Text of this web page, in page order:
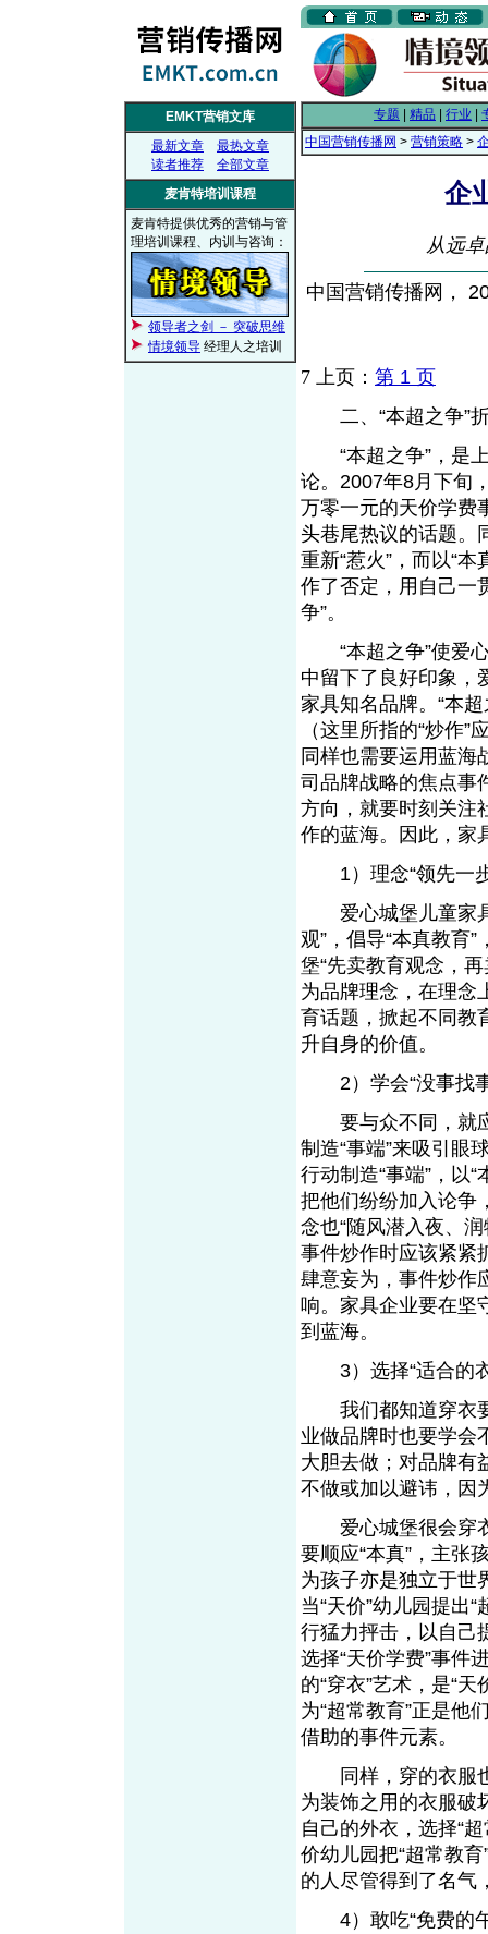
EMKT营销文库
最新文章
最热文章
读者推荐
全部文章
麦肯特培训课程
麦肯特提供优秀的营销与管
理培训课程、内训与咨询：
领导者之剑 － 突破思维
情境领导 经理人之培训
专题 精品 行业
中国营销传播网 > 营销策略 >
企
从远
中国营销传播网，
7 上页： 第 1 页
二、“本超之争”折
“本超之争”，是上
论。2007年8月下旬
万零一元的天价学费
头巷尾热议的话题。
重新“惹火”，而以“
作了否定，用自己一
争”。
“本超之争”使爱心
中留下了良好印象，
家具知名品牌。“本
（这里所指的“炒作
同样也需要运用蓝海
司品牌战略的焦点事
方向，就要时刻关注
作的蓝海。因此，家
1）理念“领先一
爱心城堡儿童家具
观”，倡导“本真教育
堡“先卖教育观念，
为品牌理念，在理念
育话题，掀起不同教
升自身的价值。
2）学会“没事找
要与众不同，就应
制造“事端”来吸引眼
行动制造“事端”，以
把他们纷纷加入论争
念也“随风潜入夜、
事件炒作时应该紧紧
肆意妄为，事件炒作
响。家具企业要在坚
到蓝海。
3）选择“适合的
我们都知道穿衣要
业做品牌时也要学会
大胆去做；对品牌有
不做或加以避讳，因
爱心城堡很会穿衣
要顺应“本真”，主张
为孩子亦是独立于世
当“天价”幼儿园提出
行猛力抨击，以自己
选择“天价学费”事件
的“穿衣”艺术，是“
为“超常教育”正是他
借助的事件元素。
同样，穿的衣服也
为装饰之用的衣服破
自己的外衣，选择“
价幼儿园把“超常教
的人尽管得到了名气
4）敢吃“免费的